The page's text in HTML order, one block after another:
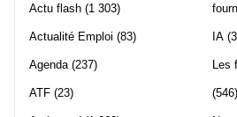
Actu flash (1 303)
Actualité Emploi (83)
Agenda(237)
ATF (23)
IA
Les
(546)